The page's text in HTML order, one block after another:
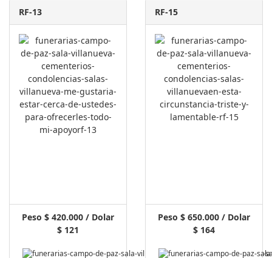
RF-13
Peso $ 420.000 / Dolar
$ 121
RF-15
Peso $ 650.000 / Dolar
$ 164